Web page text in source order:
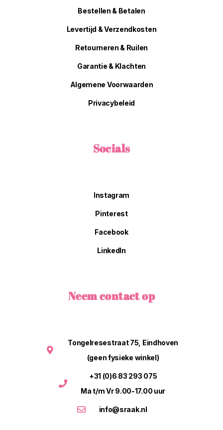
Bestellen & Betalen
Levertijd & Verzendkosten
Retourneren & Ruilen
Garantie & Klachten
Algemene Voorwaarden
Privacybeleid
Socials
Instagram
Pinterest
Facebook
LinkedIn
Neem contact op
Tongelresestraat 75, Eindhoven
(geen fysieke winkel)
+31 (0)6 83 293 075
Ma t/m Vr 9.00-17.00 uur
info@sraak.nl